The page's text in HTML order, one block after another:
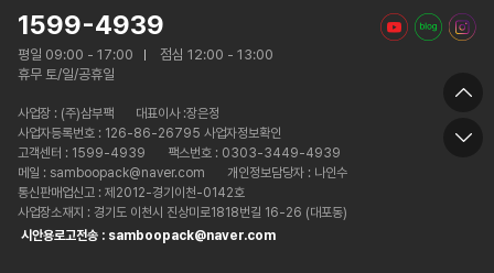
1599-4939
평일 09:00 - 17:00
점심 12:00 - 13:00
휴무 토/일/공휴일
사업장 : (주)삼부팩
대표이사 :장은정
사업자등록번호 : 126-86-26795 사업자정보확인
고객센터 : 1599-4939
팩스번호 : 0303-3449-4939
메일 : samboopack@naver.com
개인정보담당자 : 나인수
통신판매업신고 : 제2012-경기이천-0142호
사업장소재지 : 경기도 이천시 진상미로1818번길 16-26 (대포동)
시안용로고전송 : samboopack@naver.com